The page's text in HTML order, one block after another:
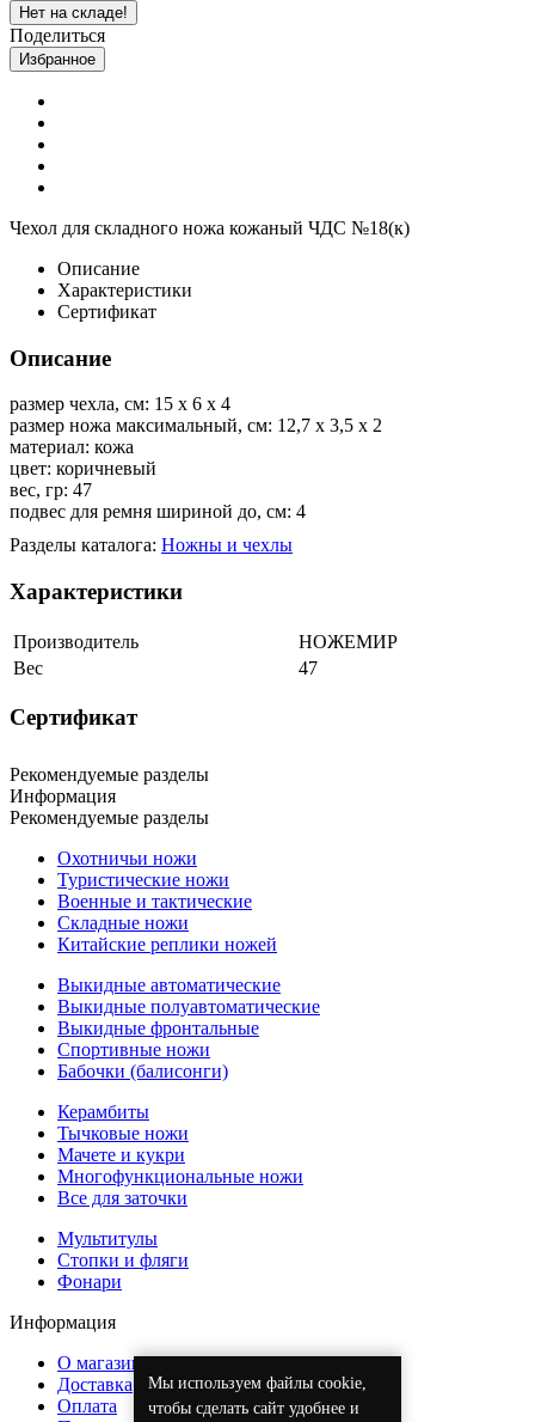
Мы используем файлы cookie,
чтобы сделать сайт удобнее и
Нет на складе!
Поделиться
Избранное
Чехол для складного ножа кожаный ЧДС №18(к)
Описание
Характеристики
Сертификат
Описание
размер чехла, см: 15 х 6 х 4
размер ножа максимальный, см: 12,7 х 3,5 х 2
материал: кожа
цвет: коричневый
вес, гр: 47
подвес для ремня шириной до, см: 4
Разделы каталога: Ножны и чехлы
Характеристики
Производитель
НОЖЕМИР
Вес
47
Сертификат
Рекомендуемые разделы
Информация
Рекомендуемые разделы
Охотничьи ножи
Туристические ножи
Военные и тактические
Складные ножи
Китайские реплики ножей
Выкидные автоматические
Выкидные полуавтоматические
Выкидные фронтальные
Спортивные ножи
Бабочки (балисонги)
Керамбиты
Тычковые ножи
Мачете и кукри
Многофункциональные ножи
Все для заточки
Мультитулы
Стопки и фляги
Фонари
Информация
О магазине
Доставка
Оплата